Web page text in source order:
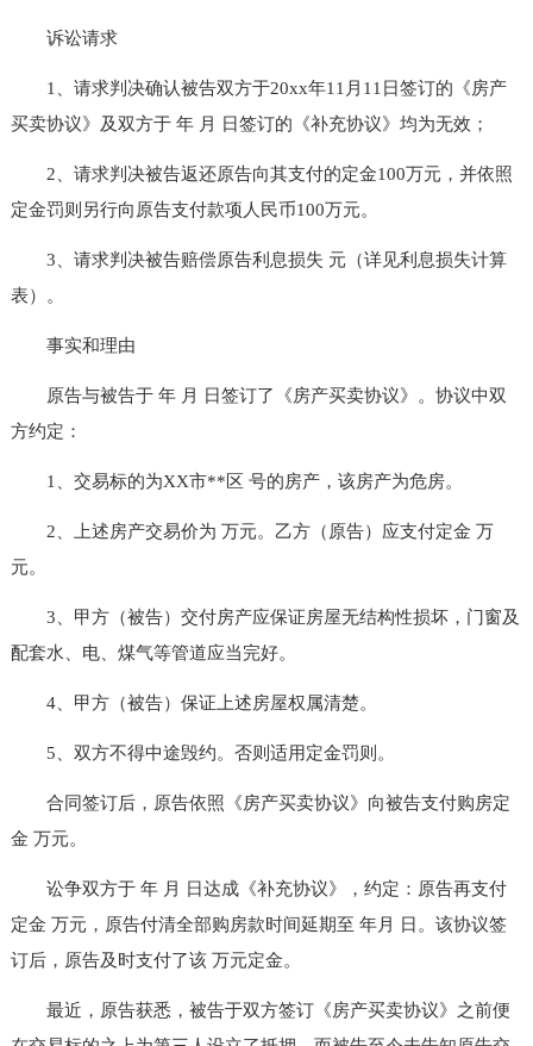
诉讼请求
1、请求判决确认被告双方于20xx年11月11日签订的《房产
买卖协议》及双方于 年 月 日签订的《补充协议》均为无效；
2、请求判决被告返还原告向其支付的定金100万元，并依照
定金罚则另行向原告支付款项人民币100万元。
3、请求判决被告赔偿原告利息损失 元（详见利息损失计算
表）。
事实和理由
原告与被告于 年 月 日签订了《房产买卖协议》。协议中双
方约定：
1、交易标的为XX市**区 号的房产，该房产为危房。
2、上述房产交易价为 万元。乙方（原告）应支付定金 万
元。
3、甲方（被告）交付房产应保证房屋无结构性损坏，门窗及
配套水、电、煤气等管道应当完好。
4、甲方（被告）保证上述房屋权属清楚。
5、双方不得中途毁约。否则适用定金罚则。
合同签订后，原告依照《房产买卖协议》向被告支付购房定
金 万元。
讼争双方于 年 月 日达成《补充协议》，约定：原告再支付
定金 万元，原告付清全部购房款时间延期至 年月 日。该协议签
订后，原告及时支付了该 万元定金。
最近，原告获悉，被告于双方签订《房产买卖协议》之前便